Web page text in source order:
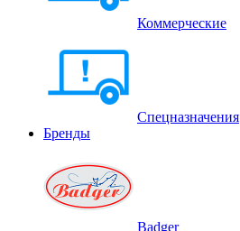
Коммерческие
Спецназначения
Бренды
Badger